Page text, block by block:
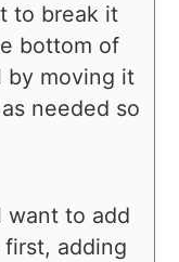
to break it
bottom of
by moving it
needed so
want to add
adding